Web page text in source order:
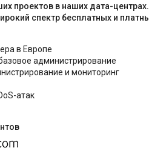
проектов в наших дата-центрах.
спектр бесплатных и
в Европе
администрирование
и мониторинг
атак